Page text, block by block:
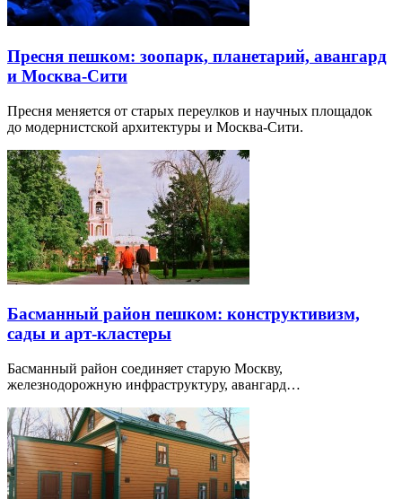
Пресня пешком: зоопарк, планетарий, авангард
и Москва-Сити
Пресня меняется от старых переулков и научных площадок
до модернистской архитектуры и Москва-Сити.
Басманный район пешком: конструктивизм,
сады и арт-кластеры
Басманный район соединяет старую Москву,
железнодорожную инфраструктуру, авангард…